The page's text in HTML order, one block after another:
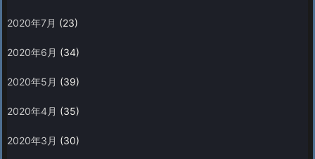
2020年7月 (23)
2020年6月 (34)
2020年5月 (39)
2020年4月 (35)
2020年3月 (30)